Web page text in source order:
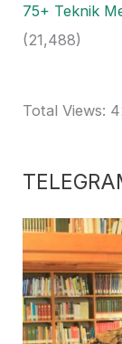
75+ Teknik
(21,488)
Total Views: